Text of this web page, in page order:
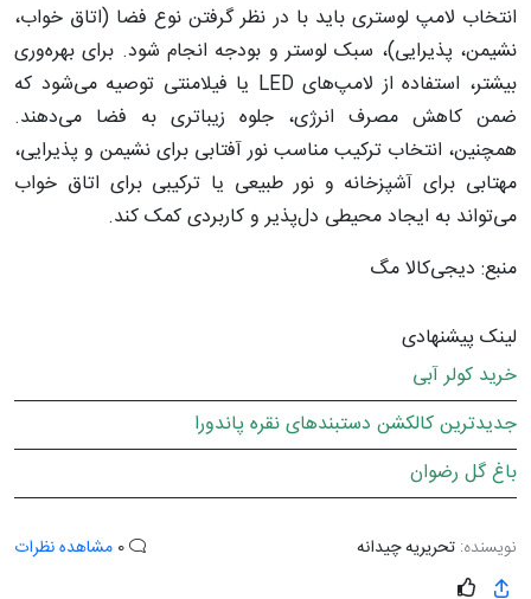
انتخاب لامپ لوستری باید با در نظر گرفتن نوع فضا (اتاق خواب،
نشیمن، پذیرایی)، سبک لوستر و بودجه انجام شود. برای بهره‌وری
بیشتر، استفاده از لامپ‌های LED یا فیلامنتی توصیه می‌شود که
ضمن کاهش مصرف انرژی، جلوه زیباتری به فضا می‌دهند.
همچنین، انتخاب ترکیب مناسب نور آفتابی برای نشیمن و پذیرایی،
مهتابی برای آشپزخانه و نور طبیعی یا ترکیبی برای اتاق خواب
می‌تواند به ایجاد محیطی دل‌پذیر و کاربردی کمک کند.
منبع: دیجی‌کالا مگ
لینک پیشنهادی
خرید کولر آبی
جدیدترین کالکشن دستبندهای نقره پاندورا
باغ گل رضوان
نویسنده: تحریریه چیدانه مشاهده نظرات